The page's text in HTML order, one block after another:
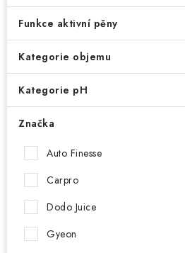
ČLÁNKY
NAŠE SLUŽBY
PRODÁVANÉ ZNAČKY
BYDLENÍ
Podmínky ochrany osobních údajů
Funkce aktivní pěny
Kategorie objemu
Kategorie pH
Značka
Auto Finesse
Carpro
Dodo Juice
Gyeon